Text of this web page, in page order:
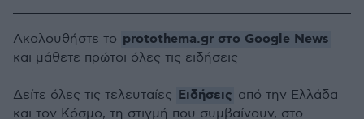
Ακολουθήστε το protothema.gr στο Google News
και μάθετε πρώτοι όλες τις ειδήσεις
Δείτε όλες τις τελευταίες Ειδήσεις από την Ελλάδα
και τον Κόσμο, τη στιγμή που συμβαίνουν, στο